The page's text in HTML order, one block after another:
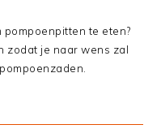
te eten?
zodat je naar wens zal